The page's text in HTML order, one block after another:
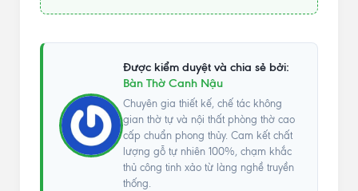
Được kiểm duyệt và chia sẻ bởi:
Bàn Thờ Canh Nậu
Chuyên gia thiết kế, chế tác không
gian thờ tự và nội thất phòng thờ cao
cấp chuẩn phong thủy. Cam kết chất
lượng gỗ tự nhiên 100%, chạm khắc
thủ công tinh xảo từ làng nghề truyền
thống.